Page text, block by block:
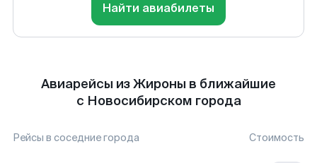
Найти авиабилеты
Авиарейсы из Жироны в ближайшие
с Новосибирском города
Рейсы в соседние города Стоимость